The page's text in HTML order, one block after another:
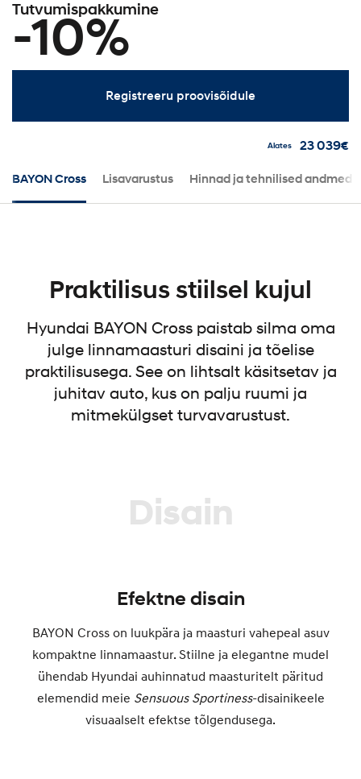
Tutvumispakkumine
-10%
Registreeru proovisõidule
BAYON Cross Lisavarustus Hinnad ja tehnilised andmed
Alates 23 039€
Praktilisus stiilsel kujul
Hyundai BAYON Cross paistab silma oma
julge linnamaasturi disaini ja tõelise
praktilisusega. See on lihtsalt käsitsetav ja
juhitav auto, kus on palju ruumi ja
mitmekülgset turvavarustust.
Disain
Efektne disain
BAYON Cross on luukpära ja maasturi vahepeal asuv
kompaktne linnamaastur. Stiilne ja elegantne mudel
ühendab Hyundai auhinnatud maasturitelt päritud
elemendid meie Sensuous Sportiness-disainikeele
visuaalselt efektse tõlgendusega.